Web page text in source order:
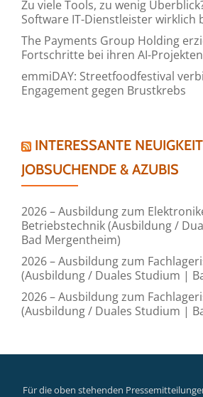
Zu viele Tools, zu wenig
Software IT-Dienstleister wirklich
The Payments Group Holding
Fortschritte bei ihren AI-Projekten
emmiDAY: Streetfoodfestival
Engagement gegen Brustkrebs
INTERESSANTE
JOBSUCHENDE & AZUBIS
2026 – Ausbildung zum
Betriebstechnik (Ausbildung /
Bad Mergentheim)
2026 – Ausbildung zum
(Ausbildung / Duales Studium |
2026 – Ausbildung zum
(Ausbildung / Duales Studium |
Für die oben stehenden